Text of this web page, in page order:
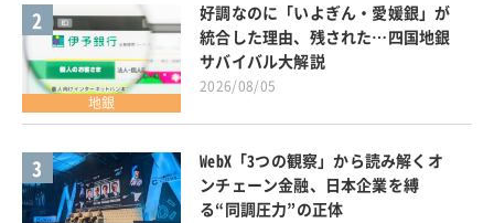
2
地銀
好調なのに「いよぎん・愛媛銀」が
統合した理由、残された…四国地銀
サバイバル大解説
2026/08/05
3
WebX「3つの観察」から読み解くオ
ンチェーン金融、日本企業を縛
る“同調圧力”の正体